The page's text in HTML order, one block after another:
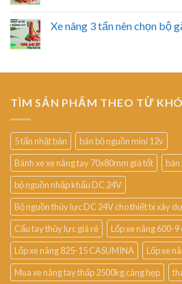
Xe nâng 3 tấn nên chọn bộ
TÌM SẢN PHẨM THEO TỪ
5 tấn nhật bản
bán bộ nguồn mini 12v
Bánh xe xe nâng tay 70x80mm giá tốt
bán
bộ nguồn nhập khẩu DC 24V
Bộ nguồn thủy lực DC 24V cho thiết bị xây
Cẩu tay thủy lực giá rẻ
Lốp xe nâng 600-9
Lốp xe nâng 825-15 CASUMINA
Lốp xe
Mua xe nâng tay thấp 2500kg càng hẹp